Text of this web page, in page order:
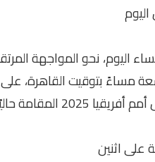
اليوم، نحو المواجهة
مساءً بتوقيت القاهرة، على
اثنين